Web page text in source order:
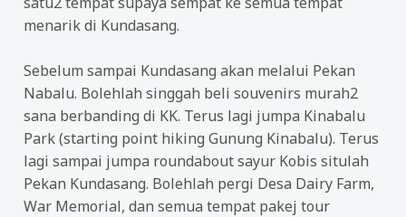
menarik di Kundasang.
Sebelum sampai Kundasang akan melalui Pekan
Nabalu. Bolehlah singgah beli souvenirs murah2
sana berbanding di KK. Terus lagi jumpa Kinabalu
Park (starting point hiking Gunung Kinabalu). Terus
lagi sampai jumpa roundabout sayur Kobis situlah
Pekan Kundasang. Bolehlah pergi Desa Dairy Farm,
War Memorial, dan semua tempat pakej tour